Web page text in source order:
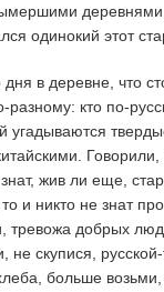
одинокий этот
дня в деревне, что
кто по-
угадываются
жив ли еще,
и никто не знат
тревожа добрых
не скупися,
больше